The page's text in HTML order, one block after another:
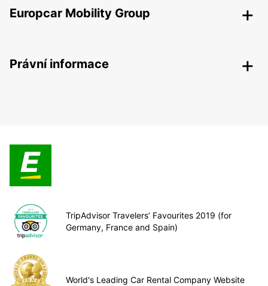
Europcar Mobility Group
Právní informace
TripAdvisor Travelers’ Favourites 2019 (for
Germany, France and Spain)
World's Leading Car Rental Company Website